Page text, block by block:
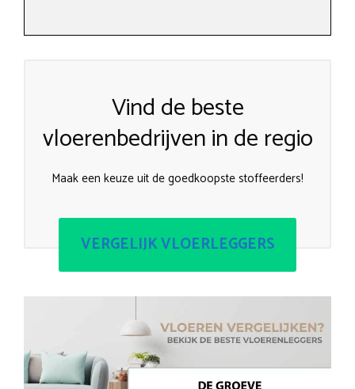
Vind de beste
vloerenbedrijven in de regio
Maak een keuze uit de goedkoopste stoffeerders!
VERGELIJK VLOERLEGGERS